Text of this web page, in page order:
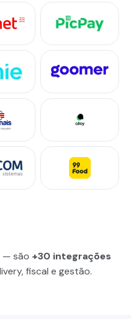
— são +30 integrações
fiscal e gestão.